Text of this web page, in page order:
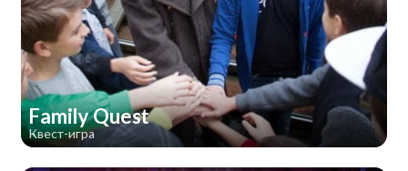
Family Quest
Квест-игра